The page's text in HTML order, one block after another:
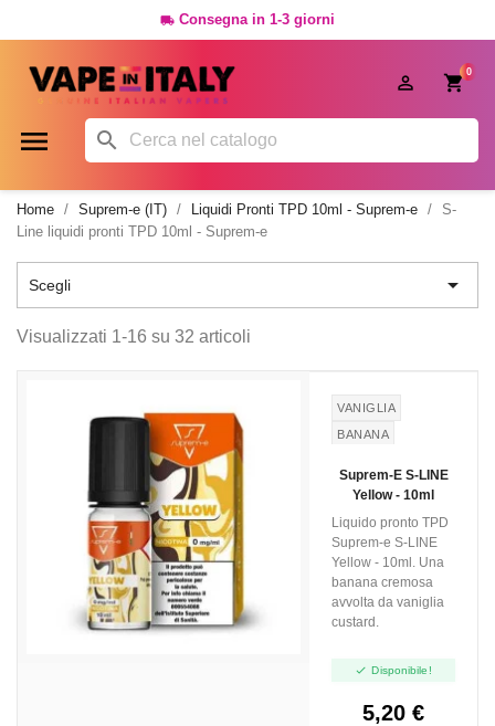
 Consegna in 1-3 giorni
0

 
Home Suprem-e (IT) Liquidi Pronti TPD 10ml - Suprem-e
S-
Line liquidi pronti TPD 10ml - Suprem-e
Scegli 
Visualizzati 1-16 su 32 articoli
VANIGLIA
BANANA
PASTICCERA
Suprem-E S-LINE
Yellow - 10ml
Liquido pronto TPD
Suprem-e S-LINE
Yellow - 10ml. Una
banana cremosa
avvolta da vaniglia
custard.
 Disponibile!
5,20 €